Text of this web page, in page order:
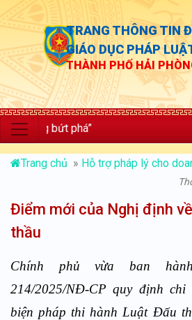
TRANG THÔNG TIN
GIÁO DỤC PHÁP
THÀNH PHỐ HẢI
phá”
Trang chủ » Hỗ trợ pháp lý cho
Điểm mới của Nghị định
thầu
Chính phủ vừa ban
214/2025/NĐ-CP quy định
biện pháp thi hành Luật Đấu